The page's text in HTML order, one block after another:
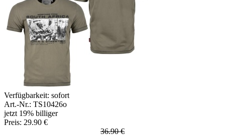
Verfügbarkeit: sofort
Art.-Nr.: TS10426o
jetzt 19% billiger
Preis: 29.90 €
36.90 €